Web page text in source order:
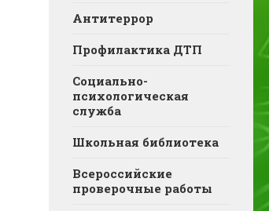
Антитеррор
Профилактика ДТП
Социально-
психологическая
служба
Школьная библиотека
Всероссийские
проверочные работы